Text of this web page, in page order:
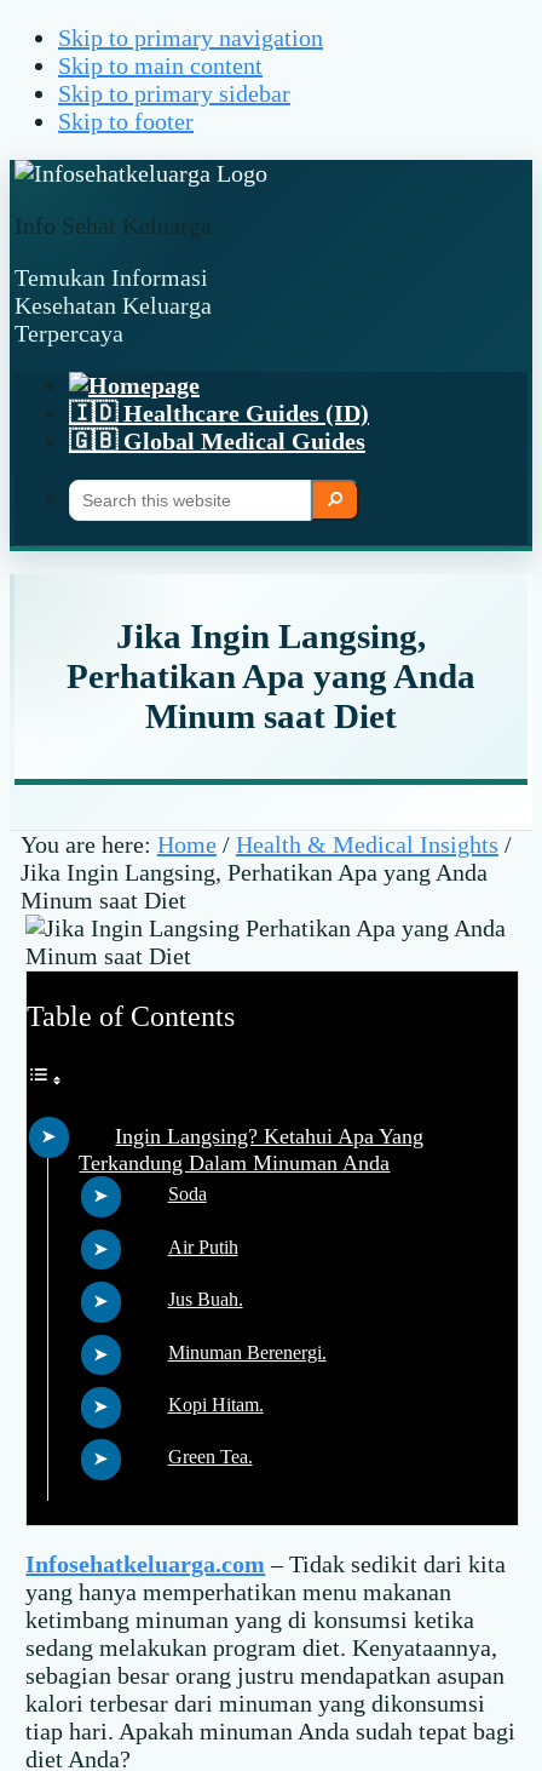
Skip to primary navigation
Skip to main content
Skip to primary sidebar
Skip to footer
Info Sehat Keluarga
Temukan Informasi
Kesehatan Keluarga
Terpercaya
🇮🇩 Healthcare Guides (ID)
🇬🇧 Global Medical Guides
Search
this
website
Search
Jika Ingin Langsing,
Perhatikan Apa yang Anda
Minum saat Diet
You are here: Home / Health & Medical Insights /
Jika Ingin Langsing, Perhatikan Apa yang Anda
Minum saat Diet
Table of Contents
Ingin Langsing? Ketahui Apa Yang
Terkandung Dalam Minuman Anda
Soda
Air Putih
Jus Buah.
Minuman Berenergi.
Kopi Hitam.
Green Tea.
Infosehatkeluarga.com – Tidak sedikit dari kita
yang hanya memperhatikan menu makanan
ketimbang minuman yang di konsumsi ketika
sedang melakukan program diet. Kenyataannya,
sebagian besar orang justru mendapatkan asupan
kalori terbesar dari minuman yang dikonsumsi
tiap hari. Apakah minuman Anda sudah tepat bagi
diet Anda?